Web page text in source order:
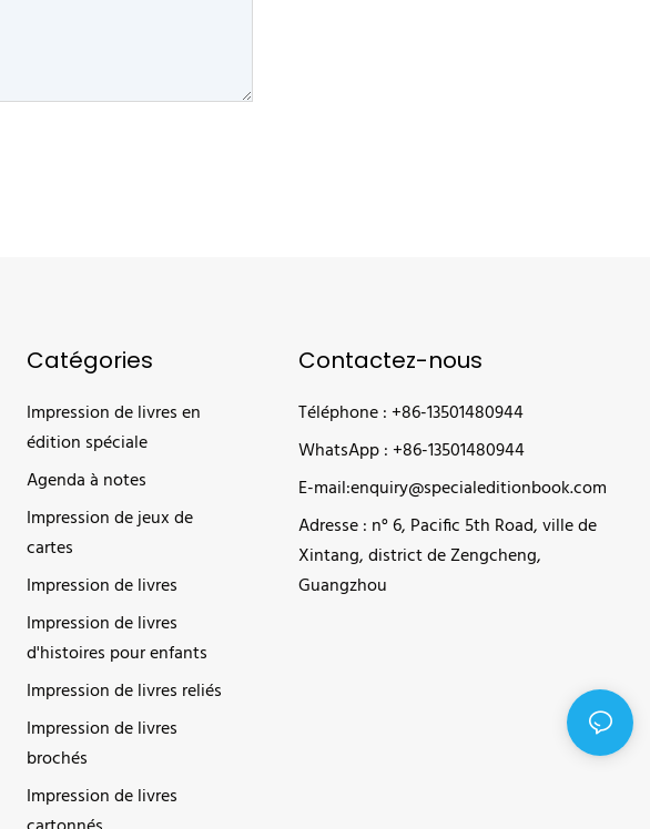
Catégories
Impression de livres en
édition spéciale
Agenda à notes
Impression de jeux de
cartes
Impression de livres
Impression de livres
d'histoires pour enfants
Impression de livres reliés
Impression de livres
brochés
Impression de livres
Contactez-nous
Téléphone : +86-13501480944
WhatsApp : +86-13501480944
E-mail:enquiry@specialeditionbook.com
Adresse : n° 6, Pacific 5th Road, ville de
Xintang, district de Zengcheng,
Guangzhou